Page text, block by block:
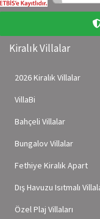
Kiralık Villalar
2026 Kiralık Villalar
VillaBi
Bahçeli Villalar
Bungalov Villalar
Fethiye Kiralık Apart
Dış Havuzu Isıtmalı
Özel Plaj Villaları